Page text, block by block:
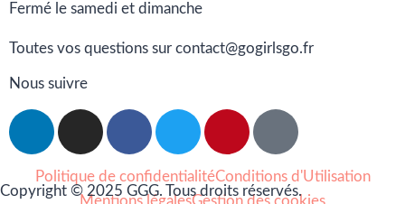
Fermé le samedi et dimanche
Toutes vos questions sur contact@gogirlsgo.fr
Nous suivre
Copyright © 2025 GGG. Tous droits réservés.
Politique de confidentialitéConditions d'Utilisation
Mentions légalesGestion des cookies